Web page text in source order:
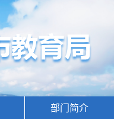
部门简介